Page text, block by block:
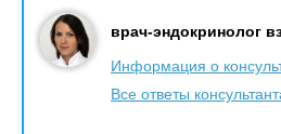
врач-эндокринолог
Информация о
Все ответы